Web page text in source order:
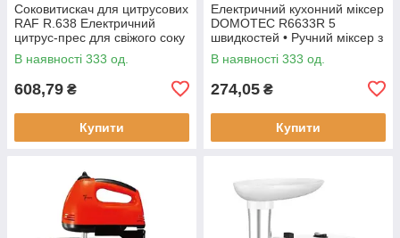
Соковитискач для цитрусових
RAF R.638 Електричний
цитрус-прес для свіжого соку
В наявності 333 од.
608,79 ₴
Купити
Електричний кухонний міксер
DOMOTEC R6633R 5
швидкостей • Ручний міксер з
насадками для збивання та
замішування тіста
В наявності 333 од.
274,05 ₴
Купити